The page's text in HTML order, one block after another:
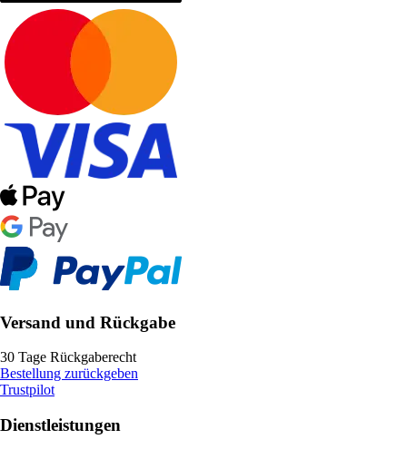
Versand und Rückgabe
30 Tage Rückgaberecht
Bestellung zurückgeben
Trustpilot
Dienstleistungen